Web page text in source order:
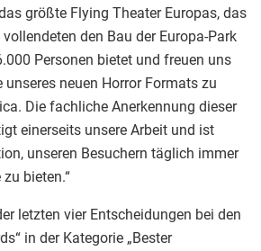
größte Flying Theater Europas, das
den Bau der Europa-Park
Personen bietet und freuen uns
unseres neuen Horror Formats zu
Die fachliche Anerkennung dieser
einerseits unsere Arbeit und ist
unseren Besuchern täglich immer
bieten.“
letzten vier Entscheidungen bei den
in der Kategorie „Bester